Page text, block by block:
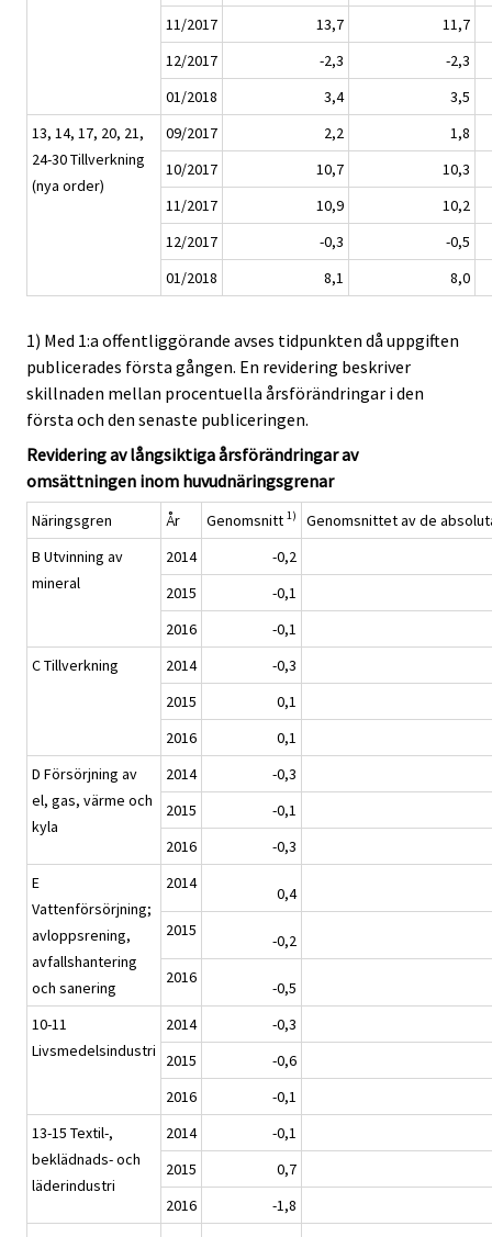
11/2017
13,7
11,7
12/2017
-2,3
-2,3
01/2018
3,4
3,5
13, 14, 17, 20, 21,
24-30 Tillverkning
(nya order)
09/2017 2,2
1,8
10/2017
10,7
10,3
11/2017
10,9
10,2
12/2017
-0,3
-0,5
01/2018
8,1 8,0
1) Med 1:a offentliggörande avses tidpunkten då uppgiften
publicerades första gången. En revidering beskriver
skillnaden mellan procentuella årsförändringar i den
första och den senaste publiceringen.
Revidering av långsiktiga årsförändringar av
omsättningen inom huvudnäringsgrenar
Näringsgren År Genomsnitt 1)
Genomsnittet av de
B Utvinning av
mineral
2014
-0,2
2015
-0,1
2016
-0,1
C Tillverkning
2014
-0,3
2015
0,1
2016
0,1
D Försörjning av
el, gas, värme och
kyla
2014
-0,3
2015
-0,1
2016
-0,3
E
Vattenförsörjning;
avloppsrening,
avfallshantering
och sanering
2014
0,4
2015
-0,2
2016
-0,5
10-11
Livsmedelsindustri
2014
-0,3
2015
-0,6
2016
-0,1
13-15 Textil-,
beklädnads- och
läderindustri
2014
-0,1
2015
0,7
2016
-1,8